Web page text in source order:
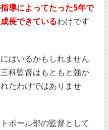
導によってたった5年で
長できているわけです
はいるかもしれません
科監督はもともと強か
たわけではありませ
ボール部の監督として